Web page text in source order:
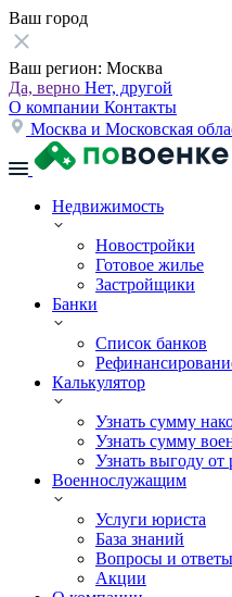
Ваш город
Ваш регион: Москва
Да, верно Нет, другой
О компании Контакты
Москва и Московская
Недвижимость
Новостройки
Готовое жилье
Застройщики
Банки
Список банков
Калькулятор
Узнать сумму
Узнать сумму
Узнать выгоду
Военнослужащим
Услуги юриста
База знаний
Вопросы и ответы
Акции